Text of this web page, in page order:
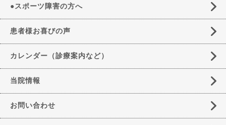
●スポーツ障害の方へ
患者様お喜びの声
カレンダー（診療案内など）
当院情報
お問い合わせ